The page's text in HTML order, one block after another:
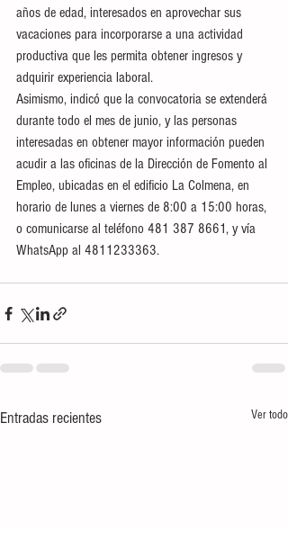
años de edad, interesados en aprovechar sus
vacaciones para incorporarse a una actividad
productiva que les permita obtener ingresos y
adquirir experiencia laboral.
Asimismo, indicó que la convocatoria se extenderá
durante todo el mes de junio, y las personas
interesadas en obtener mayor información pueden
acudir a las oficinas de la Dirección de Fomento al
Empleo, ubicadas en el edificio La Colmena, en
horario de lunes a viernes de 8:00 a 15:00 horas,
o comunicarse al teléfono 481 387 8661, y vía
WhatsApp al 4811233363.
Entradas recientes Ver todo